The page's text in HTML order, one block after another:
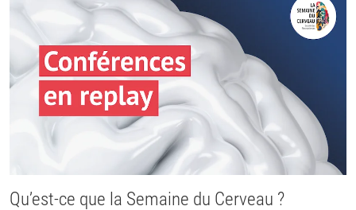
Qu’est-ce que la Semaine du Cerveau ?